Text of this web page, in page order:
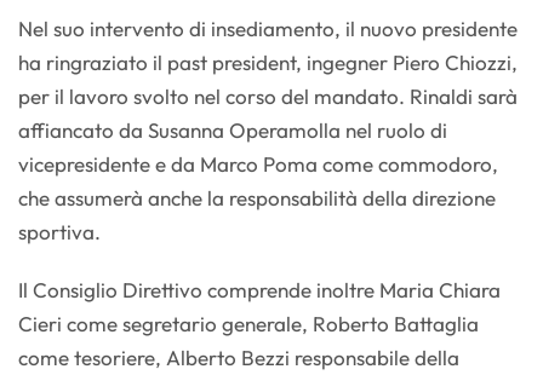
Nel suo intervento di insediamento, il nuovo presidente
ha ringraziato il past president, ingegner Piero Chiozzi,
per il lavoro svolto nel corso del mandato. Rinaldi sarà
affiancato da Susanna Operamolla nel ruolo di
vicepresidente e da Marco Poma come commodoro,
che assumerà anche la responsabilità della direzione
sportiva.
Il Consiglio Direttivo comprende inoltre Maria Chiara
Cieri come segretario generale, Roberto Battaglia
come tesoriere, Alberto Bezzi responsabile della